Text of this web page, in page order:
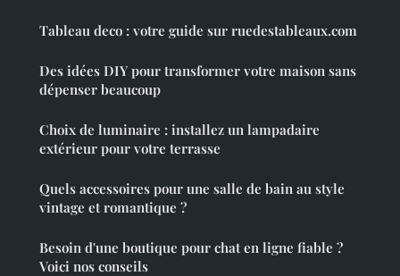
Tableau deco : votre guide sur ruedestableaux.com
Des idées DIY pour transformer votre maison sans
dépenser beaucoup
Choix de luminaire : installez un lampadaire
extérieur pour votre terrasse
Quels accessoires pour une salle de bain au style
vintage et romantique ?
Besoin d'une boutique pour chat en ligne fiable ?
Voici nos conseils